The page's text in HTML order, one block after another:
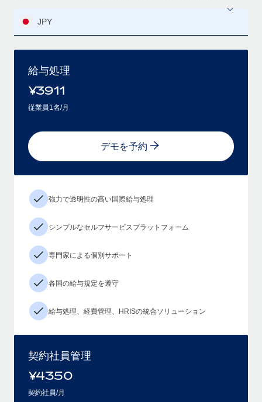
JPY
給与処理
¥3911
従業員1名/月
デモを予約
強力で透明性の高い国際給与処理
シンプルなセルフサービスプラットフォーム
専門家による個別サポート
各国の給与規定を遵守
給与処理、経費管理、HRISの統合ソリューション
契約社員管理
¥4350
契約社員/月